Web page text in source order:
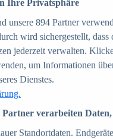
als 39.000 Online-Shops
Ihre Privatsphäre
unsere 894 Partner
wird sichergestellt,
jederzeit verwalten.
um Informationen
Dienstes.
verarbeiten
Standortdaten.